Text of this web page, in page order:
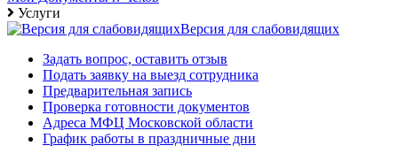
Услуги
Версия для слабовидящих
Задать вопрос, оставить отзыв
Подать заявку на выезд сотрудника
Предварительная запись
Проверка готовности документов
Адреса МФЦ Московской области
График работы в праздничные дни